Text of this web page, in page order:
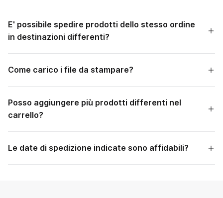
E' possibile spedire prodotti dello stesso ordine
in destinazioni differenti?
Come carico i file da stampare?
Posso aggiungere più prodotti differenti nel
carrello?
Le date di spedizione indicate sono affidabili?